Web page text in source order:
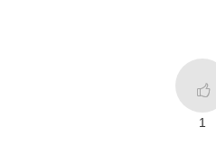

1